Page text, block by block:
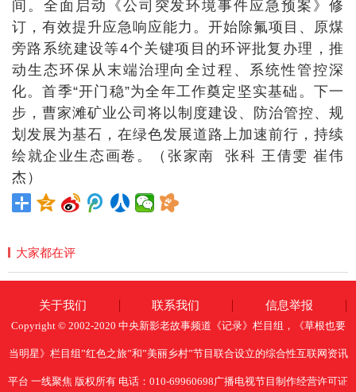
间。全面启动《公司突发环境事件应急预案》修
订，有效提升应急响应能力。开始除氟项目、原煤
旁路系统建设等4个关键项目的环评批复办理，推
动生态环保从末端治理向全过程、系统性管控深
化。首季“开门稳”为全年工作奠定坚实基础。下一
步，曹家滩矿业公司将以制度建设、防治管控、规
划发展为基石，在绿色发展道路上加速前行，持续
绘就企业生态画卷。（张家南 张科 王倩雯 崔伟
杰）
大家都在评
关于我们 联系我们 信息举报
Copyright © 2002-2020 中央新影老故事频道《记录》栏目组，《草根也要
当明星》栏目组”红色之旅”和”美丽乡村”节目联合设立的综合性互联网资讯
平台 一线聚焦 版权所有 电话：010-69960698广播电视节目制作经营许可证